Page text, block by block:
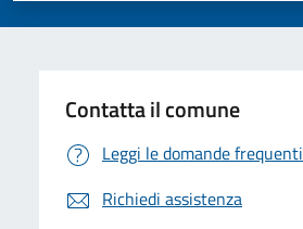
Contatta il comune
Leggi le domande frequenti
Richiedi assistenza